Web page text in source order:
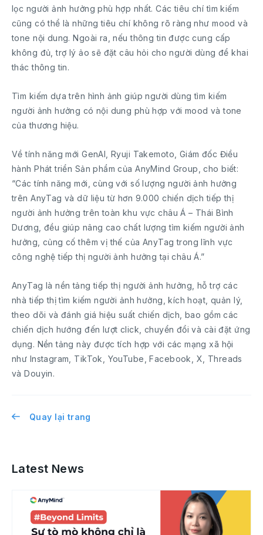
lọc người ảnh hưởng phù hợp nhất. Các tiêu chí tìm kiếm
cũng có thể là những tiêu chí không rõ ràng như mood và
tone nội dung. Ngoài ra, nếu thông tin được cung cấp
không đủ, trợ lý ảo sẽ đặt câu hỏi cho người dùng để khai
thác thông tin.
Tìm kiếm dựa trên hình ảnh giúp người dùng tìm kiếm
người ảnh hưởng có nội dung phù hợp với mood và tone
của thương hiệu.
Về tính năng mới GenAI, Ryuji Takemoto, Giám đốc Điều
hành Phát triển Sản phẩm của AnyMind Group, cho biết:
“Các tính năng mới, cùng với số lượng người ảnh hưởng
trên AnyTag và dữ liệu từ hơn 9.000 chiến dịch tiếp thị
người ảnh hưởng trên toàn khu vực châu Á – Thái Bình
Dương, đều giúp nâng cao chất lượng tìm kiếm người ảnh
hưởng, củng cố thêm vị thế của AnyTag trong lĩnh vực
công nghệ tiếp thị người ảnh hưởng tại châu Á.”
AnyTag là nền tảng tiếp thị người ảnh hưởng, hỗ trợ các
nhà tiếp thị tìm kiếm người ảnh hưởng, kích hoạt, quản lý,
theo dõi và đánh giá hiệu suất chiến dịch, bao gồm các
chiến dịch hướng đến lượt click, chuyển đổi và cài đặt ứng
dụng. Nền tảng này được tích hợp với các mạng xã hội
như Instagram, TikTok, YouTube, Facebook, X, Threads
và Douyin.
Quay lại trang
Latest News